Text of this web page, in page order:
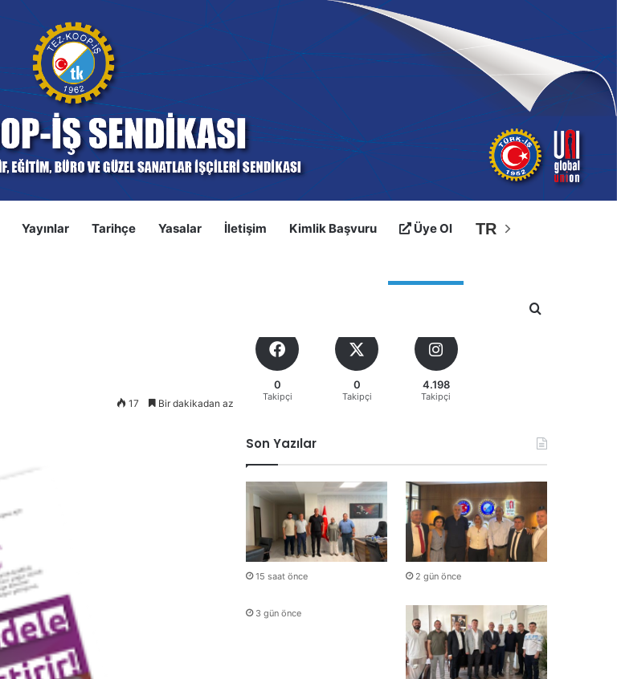
Yayınlar Tarihçe Yasalar İletişim Kimlik Başvuru Üye Ol TR
Arama yap
17 Bir dakikadan az
0
Takipçi
0
Takipçi
4.198
Takipçi
Son Yazılar
15 saat önce 2 gün önce
3 gün önce